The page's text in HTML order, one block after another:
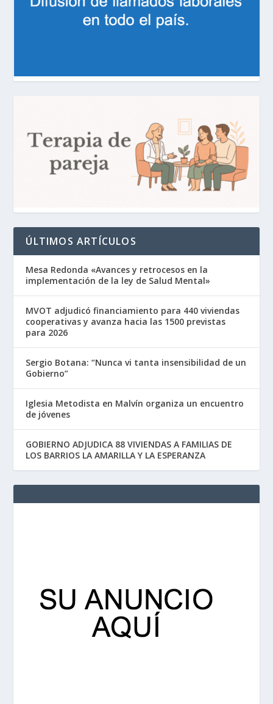
ÚLTIMOS ARTÍCULOS
Mesa Redonda «Avances y retrocesos en la
implementación de la ley de Salud Mental»
MVOT adjudicó financiamiento para 440 viviendas
cooperativas y avanza hacia las 1500 previstas
para 2026
Sergio Botana: “Nunca vi tanta insensibilidad de un
Gobierno”
Iglesia Metodista en Malvín organiza un encuentro
de jóvenes
GOBIERNO ADJUDICA 88 VIVIENDAS A FAMILIAS DE
LOS BARRIOS LA AMARILLA Y LA ESPERANZA